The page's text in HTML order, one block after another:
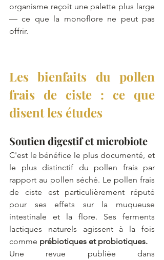
organisme reçoit une palette plus large
— ce que la monoflore ne peut pas
offrir.
Les bienfaits du pollen
frais de ciste : ce que
disent les études
Soutien digestif et microbiote
C'est le bénéfice le plus documenté, et
le plus distinctif du pollen frais par
rapport au pollen séché. Le pollen frais
de ciste est particulièrement réputé
pour ses effets sur la muqueuse
intestinale et la flore. Ses ferments
lactiques naturels agissent à la fois
comme prébiotiques et probiotiques.